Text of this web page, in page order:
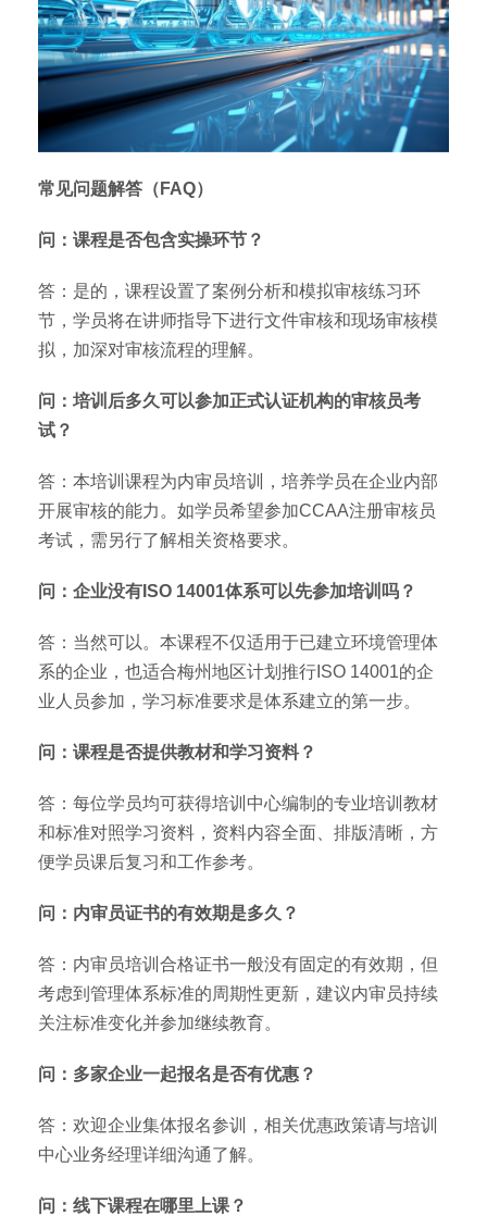
常见问题解答（FAQ）
问：课程是否包含实操环节？
答：是的，课程设置了案例分析和模拟审核练习环
节，学员将在讲师指导下进行文件审核和现场审核模
拟，加深对审核流程的理解。
问：培训后多久可以参加正式认证机构的审核员考
试？
答：本培训课程为内审员培训，培养学员在企业内部
开展审核的能力。如学员希望参加CCAA注册审核员
考试，需另行了解相关资格要求。
问：企业没有ISO 14001体系可以先参加培训吗？
答：当然可以。本课程不仅适用于已建立环境管理体
系的企业，也适合梅州地区计划推行ISO 14001的企
业人员参加，学习标准要求是体系建立的第一步。
问：课程是否提供教材和学习资料？
答：每位学员均可获得培训中心编制的专业培训教材
和标准对照学习资料，资料内容全面、排版清晰，方
便学员课后复习和工作参考。
问：内审员证书的有效期是多久？
答：内审员培训合格证书一般没有固定的有效期，但
考虑到管理体系标准的周期性更新，建议内审员持续
关注标准变化并参加继续教育。
问：多家企业一起报名是否有优惠？
答：欢迎企业集体报名参训，相关优惠政策请与培训
中心业务经理详细沟通了解。
问：线下课程在哪里上课？